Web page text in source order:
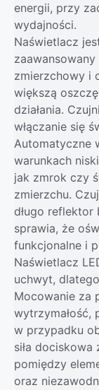
energii, przy
wydajności.
Naświetlacz
zmierzchowy i
większą
działania.
włączanie się
Automatyczne
warunkach
jak zmrok czy
zmierzchu.
długo reflektor
sprawia, że
funkcjonalne i
Naświetlacz
uchwyt,
Mocowanie za
wytrzymałość,
w przypadku
siła dociskowa
pomiędzy
oraz